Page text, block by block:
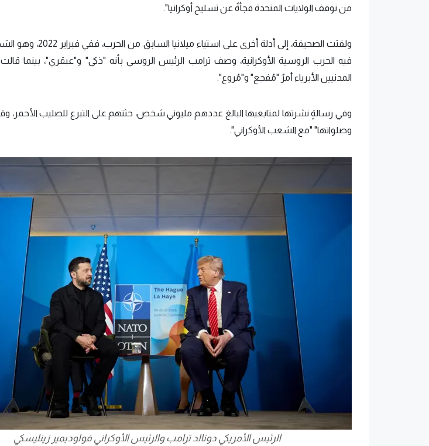
من توقف الولايات المتحدة فجأةً عن تسليح أوكرانيا".
ولفتت الصحيفة، إلى أدلة أخرى على
فيه الحرب الروسية الأوكرانية، وصف ترامب الرئيس الروسي بأنه "ذكي" و"عبقري"، بينما
المدنيين الأبرياء أمرٌ "مُفجع" و"مُروع".
وفي رسالةٍ نشرتها لمتابعيها البالغ عددهم مليوني شخص، حثتهم على التبرع للصليب الأحمر،
وصلواتها" "مع الشعب الأوكراني".
الرئيس الأمريكي دونالد ترامب والرئيس الأوكراني فولوديمير زينليسكي